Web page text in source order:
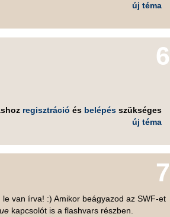
új téma
6
regisztráció és belépésszükséges
új téma
7
van írva! :) Amikor beágyazod az SWF-et
kapcsolót is a flashvars részben.